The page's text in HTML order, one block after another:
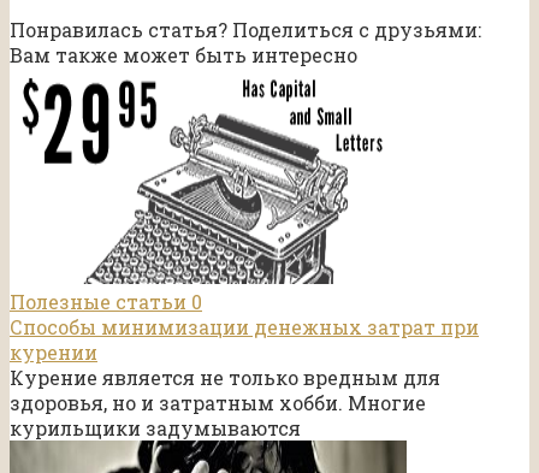
Понравилась статья? Поделиться с друзьями:
Вам также может быть интересно
Полезные статьи 0
Способы минимизации денежных затрат при
курении
Курение является не только вредным для
здоровья, но и затратным хобби. Многие
курильщики задумываются